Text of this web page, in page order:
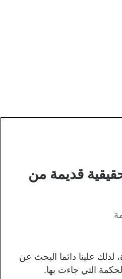
قديمة من
لذلك علينا دائما البحث عن
التي جاءت بها.